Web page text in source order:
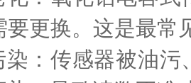
要更换。这是最常
染：传感器被油污